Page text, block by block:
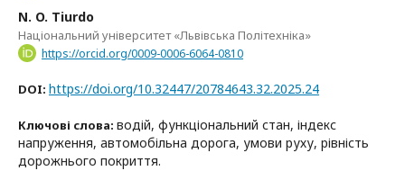
N. O. Tiurdo
Національний університет «Львівська Політехніка»
https://orcid.org/0009-0006-6064-0810
DOI: https://doi.org/10.32447/20784643.32.2025.24
Ключові слова: водій, функціональний стан, індекс
напруження, автомобільна дорога, умови руху, рівність
дорожнього покриття.